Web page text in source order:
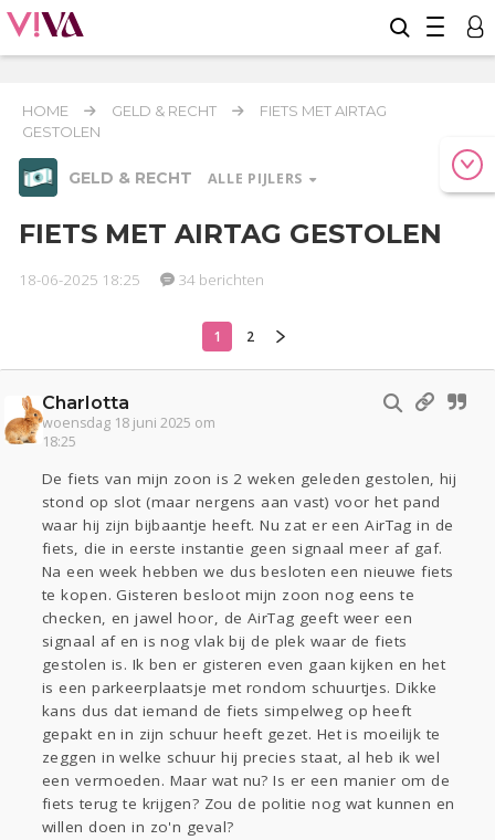
HOME GELD & RECHT
FIETS MET AIRTAG
GESTOLEN
GELD & RECHT ALLE PIJLERS
Relaties Werk & Studie
Geld & Recht
Seks Gezondheid
Coronavirus
Overig
Actueel Oekraïne
Kinderen
Zwanger
Psyche Thuis
Klussen
Sport
Contact Viva zoekt
Aangeboden
Gevraagd
Horen Doen
Zien
Lezen
FIETS MET AIRTAG GESTOLEN
18-06-2025 18:25 34 berichten
1 2
Charlotta
woensdag 18 juni 2025 om
18:25
De fiets van mijn zoon is 2 weken geleden gestolen, hij
stond op slot (maar nergens aan vast) voor het pand
waar hij zijn bijbaantje heeft. Nu zat er een AirTag in de
fiets, die in eerste instantie geen signaal meer af gaf.
Na een week hebben we dus besloten een nieuwe fiets
te kopen. Gisteren besloot mijn zoon nog eens te
checken, en jawel hoor, de AirTag geeft weer een
signaal af en is nog vlak bij de plek waar de fiets
gestolen is. Ik ben er gisteren even gaan kijken en het
is een parkeerplaatsje met rondom schuurtjes. Dikke
kans dus dat iemand de fiets simpelweg op heeft
gepakt en in zijn schuur heeft gezet. Het is moeilijk te
zeggen in welke schuur hij precies staat, al heb ik wel
een vermoeden. Maar wat nu? Is er een manier om de
fiets terug te krijgen? Zou de politie nog wat kunnen en
willen doen in zo'n geval?